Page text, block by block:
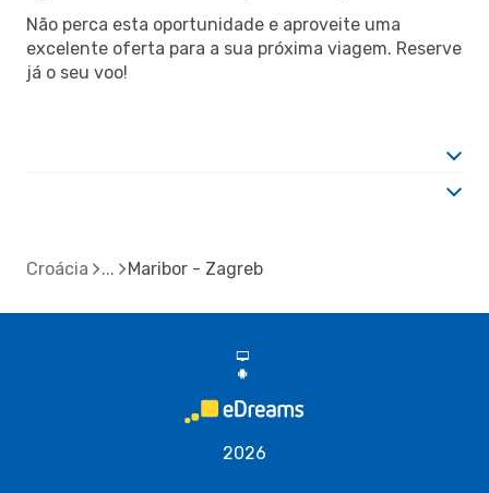
Não perca esta oportunidade e aproveite uma
excelente oferta para a sua próxima viagem. Reserve
já o seu voo!
Croácia Maribor - Zagreb
d
A
2026